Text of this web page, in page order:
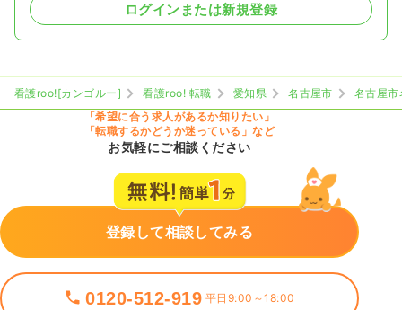
ログインまたは新規登録
看護roo![カンゴルー] 看護roo! 転職 愛知県 名古屋市
名古屋市
「希望に合う求人があるか知りたい」
「転職するかどうか迷っている」など
お気軽にご相談ください
登録して相談してみる
0120-512-919 平日9:00～18:00